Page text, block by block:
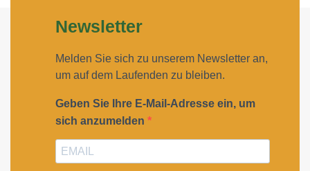
Newsletter
Melden Sie sich zu unserem Newsletter an,
um auf dem Laufenden zu bleiben.
Geben Sie Ihre E-Mail-Adresse ein, um
sich anzumelden